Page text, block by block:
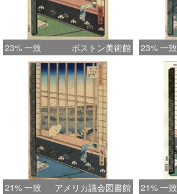
23% 一致 ボストン美術館 23% 一致
21% 一致 アメリカ議会図書館 21% 一致